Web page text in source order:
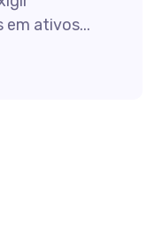
em ativos...